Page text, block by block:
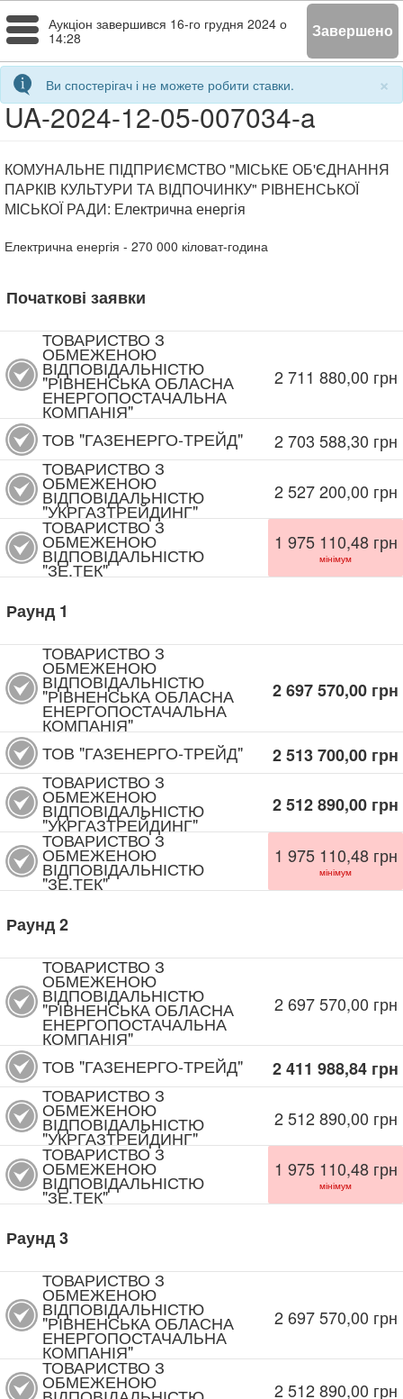
Toggle
navigation
Аукціон завершився 16-го грудня 2024 о
14:28
Завершено
×
Ви спостерігач і не можете робити ставки.
UA-2024-12-05-007034-a
КОМУНАЛЬНЕ ПІДПРИЄМСТВО "МІСЬКЕ ОБ'ЄДНАННЯ
ПАРКІВ КУЛЬТУРИ ТА ВІДПОЧИНКУ" РІВНЕНСЬКОЇ
МІСЬКОЇ РАДИ: Електрична енергія
Електрична енергія - 270 000 кіловат-година
Початкові заявки
ТОВАРИСТВО З
ОБМЕЖЕНОЮ
ВІДПОВІДАЛЬНІСТЮ
"РІВНЕНСЬКА ОБЛАСНА
ЕНЕРГОПОСТАЧАЛЬНА
КОМПАНІЯ"
2 711 880,00 грн
ТОВ "ГАЗЕНЕРГО-ТРЕЙД" 2 703 588,30 грн
ТОВАРИСТВО З
ОБМЕЖЕНОЮ
ВІДПОВІДАЛЬНІСТЮ
"УКРГАЗТРЕЙДИНГ"
2 527 200,00 грн
ТОВАРИСТВО З
ОБМЕЖЕНОЮ
ВІДПОВІДАЛЬНІСТЮ
"ЗЕ.ТЕК"
1 975 110,48 грн
мінімум
Раунд 1
ТОВАРИСТВО З
ОБМЕЖЕНОЮ
ВІДПОВІДАЛЬНІСТЮ
"РІВНЕНСЬКА ОБЛАСНА
ЕНЕРГОПОСТАЧАЛЬНА
КОМПАНІЯ"
2 697 570,00 грн
ТОВ "ГАЗЕНЕРГО-ТРЕЙД" 2 513 700,00 грн
ТОВАРИСТВО З
ОБМЕЖЕНОЮ
ВІДПОВІДАЛЬНІСТЮ
"УКРГАЗТРЕЙДИНГ"
2 512 890,00 грн
ТОВАРИСТВО З
ОБМЕЖЕНОЮ
ВІДПОВІДАЛЬНІСТЮ
"ЗЕ.ТЕК"
1 975 110,48 грн
мінімум
Раунд2
ТОВАРИСТВО З
ОБМЕЖЕНОЮ
ВІДПОВІДАЛЬНІСТЮ
"РІВНЕНСЬКА ОБЛАСНА
ЕНЕРГОПОСТАЧАЛЬНА
КОМПАНІЯ"
2 697 570,00 грн
ТОВ "ГАЗЕНЕРГО-ТРЕЙД" 2 411 988,84 грн
ТОВАРИСТВО З
ОБМЕЖЕНОЮ
ВІДПОВІДАЛЬНІСТЮ
"УКРГАЗТРЕЙДИНГ"
2 512 890,00 грн
ТОВАРИСТВО З
ОБМЕЖЕНОЮ
ВІДПОВІДАЛЬНІСТЮ
"ЗЕ.ТЕК"
1 975 110,48 грн
мінімум
Раунд3
ТОВАРИСТВО З
ОБМЕЖЕНОЮ
ВІДПОВІДАЛЬНІСТЮ
"РІВНЕНСЬКА ОБЛАСНА
ЕНЕРГОПОСТАЧАЛЬНА
КОМПАНІЯ"
2 697 570,00 грн
ТОВАРИСТВО З
ОБМЕЖЕНОЮ 2 512 890,00 грн